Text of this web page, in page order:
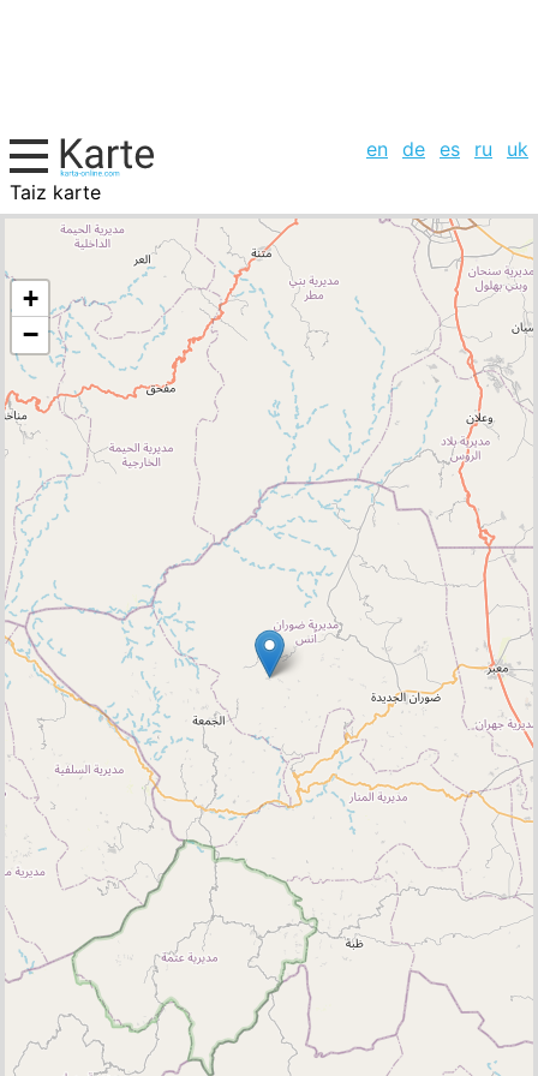
en de es ru
uk
Taiz karte
Jemen, Städte-Liste
+
−